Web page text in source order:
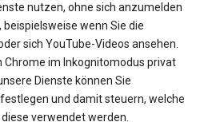
nutzen, ohne sich anzumelden
wenn Sie die
sich YouTube-Videos ansehen.
Chrome im Inkognitomodus privat
Dienste können Sie
und damit steuern, welche
verwendet werden.